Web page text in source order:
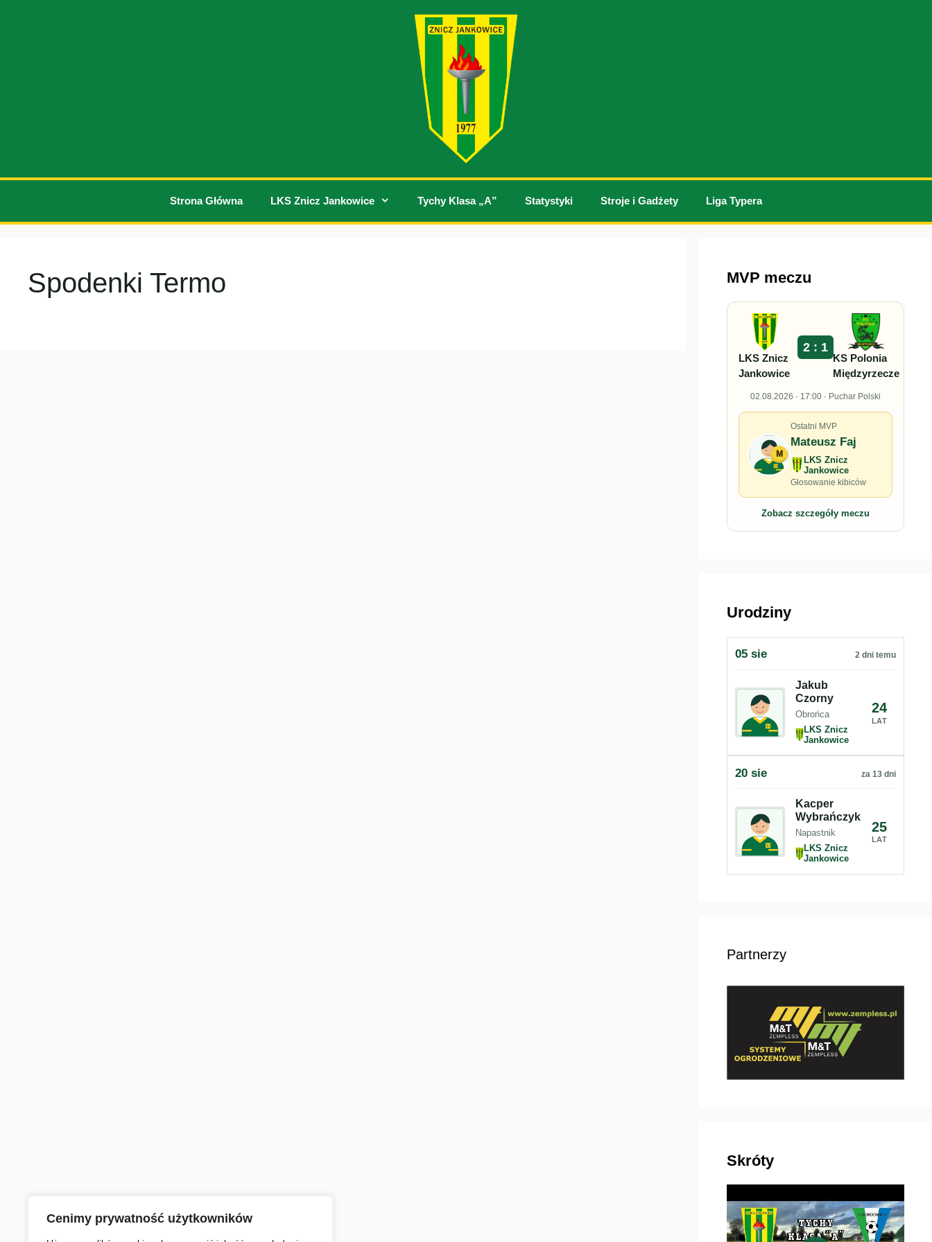
Cenimy prywatność użytkowników
Strona Główna LKS Znicz Jankowice Tychy Klasa „A” Statystyki Stroje i Gadżety Liga Typera
Spodenki Termo MVP meczu
LKS Znicz
Jankowice
2 : 1
KS Polonia
Międzyrzecze
02.08.2026 · 17:00 · Puchar Polski
M
Ostatni MVP
Mateusz Faj
LKS Znicz
Jankowice
Głosowanie kibiców
Zobacz szczegóły meczu
Urodziny
05 sie 2 dni temu
Jakub
Czorny
Obrońca
LKS Znicz
Jankowice
24
LAT
20 sie za 13 dni
Kacper
Wybrańczyk
Napastnik
LKS Znicz
Jankowice
25
LAT
Partnerzy
Skróty